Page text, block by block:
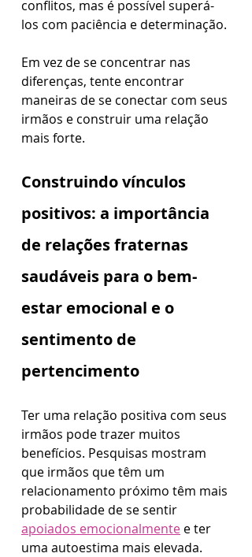
conflitos, mas é possível superá-
los com paciência e determinação.
Em vez de se concentrar nas
diferenças, tente encontrar
maneiras de se conectar com seus
irmãos e construir uma relação
mais forte.
Construindo vínculos
positivos: a importância
de relações fraternas
saudáveis para o bem-
estar emocional e o
sentimento de
pertencimento
Ter uma relação positiva com seus
irmãos pode trazer muitos
benefícios. Pesquisas mostram
que irmãos que têm um
relacionamento próximo têm mais
probabilidade de se sentir
apoiados emocionalmente e ter
uma autoestima mais elevada.